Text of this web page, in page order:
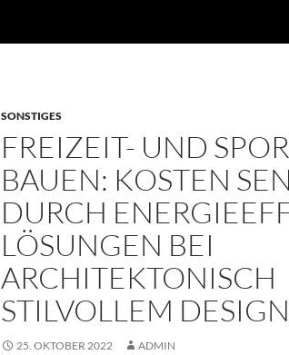
SONSTIGES
FREIZEIT- UND
BAUEN: KOSTEN
DURCH
LÖSUNGEN BEI
ARCHITEKTONISCH
STILVOLLEM DESIGN
25. OKTOBER 2022 ADMIN